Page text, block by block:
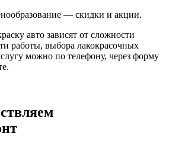
— скидки и акции.
авто зависят от сложности
работы, выбора лакокрасочных
можно по телефону, через форму